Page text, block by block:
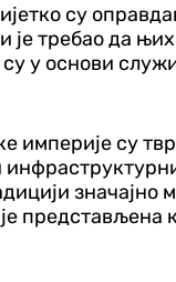
су
је требао да
у основи
империје су
представљена